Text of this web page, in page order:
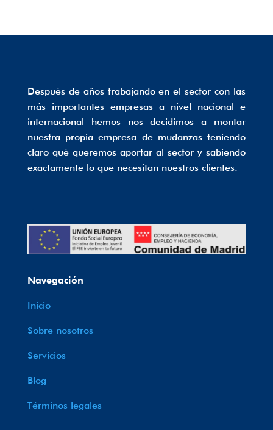
Después de años trabajando en el sector con las
más importantes empresas a nivel nacional e
internacional hemos nos decidimos a montar
nuestra propia empresa de mudanzas teniendo
claro qué queremos aportar al sector y sabiendo
exactamente lo que necesitan nuestros clientes.
Navegación
Inicio
Sobre nosotros
Servicios
Blog
Términos legales